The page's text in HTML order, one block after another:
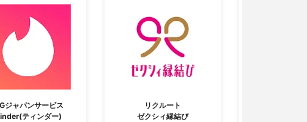
ジャパンサービス
ティンダー)
リクルート
ゼクシィ縁結び